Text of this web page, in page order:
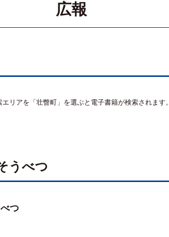
広報
リアを「壮瞥町」を選ぶと電子書籍が検索されます。
うべつ
つ